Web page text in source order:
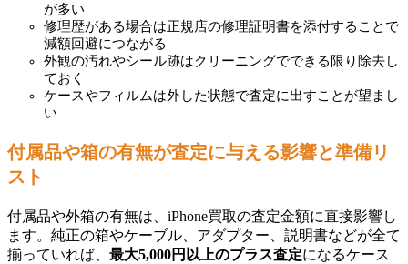
が多い
修理歴がある場合は正規店の修理証明書を添付することで
減額回避につながる
外観の汚れやシール跡はクリーニングでできる限り除去し
ておく
ケースやフィルムは外した状態で査定に出すことが望まし
い
付属品や箱の有無が査定に与える影響と準備リ
スト
付属品や外箱の有無は、iPhone買取の査定金額に直接影響し
ます。純正の箱やケーブル、アダプター、説明書などが全て
揃っていれば、 最大5,000円以上のプラス査定になるケース